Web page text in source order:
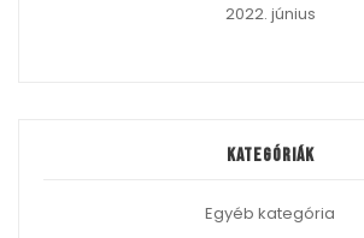
2022. június
Kategóriák
Egyéb kategória